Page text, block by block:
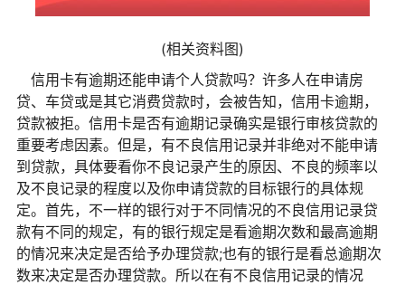
(相关资料图)
信用卡有逾期还能申请个人贷款吗？许多人在申请房
贷、车贷或是其它消费贷款时，会被告知，信用卡逾期，
贷款被拒。信用卡是否有逾期记录确实是银行审核贷款的
重要考虑因素。但是，有不良信用记录并非绝对不能申请
到贷款，具体要看你不良记录产生的原因、不良的频率以
及不良记录的程度以及你申请贷款的目标银行的具体规
定。首先，不一样的银行对于不同情况的不良信用记录贷
款有不同的规定，有的银行规定是看逾期次数和最高逾期
的情况来决定是否给予办理贷款;也有的银行是看总逾期次
数来决定是否办理贷款。所以在有不良信用记录的情况